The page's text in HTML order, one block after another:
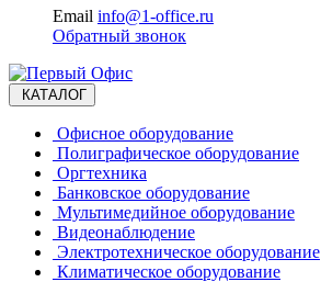
Email info@1-office.ru
Обратный звонок
КАТАЛОГ
Офисное оборудование
Полиграфическое оборудование
Оргтехника
Банковское оборудование
Мультимедийное оборудование
Видеонаблюдение
Электротехническое оборудование
Климатическое оборудование